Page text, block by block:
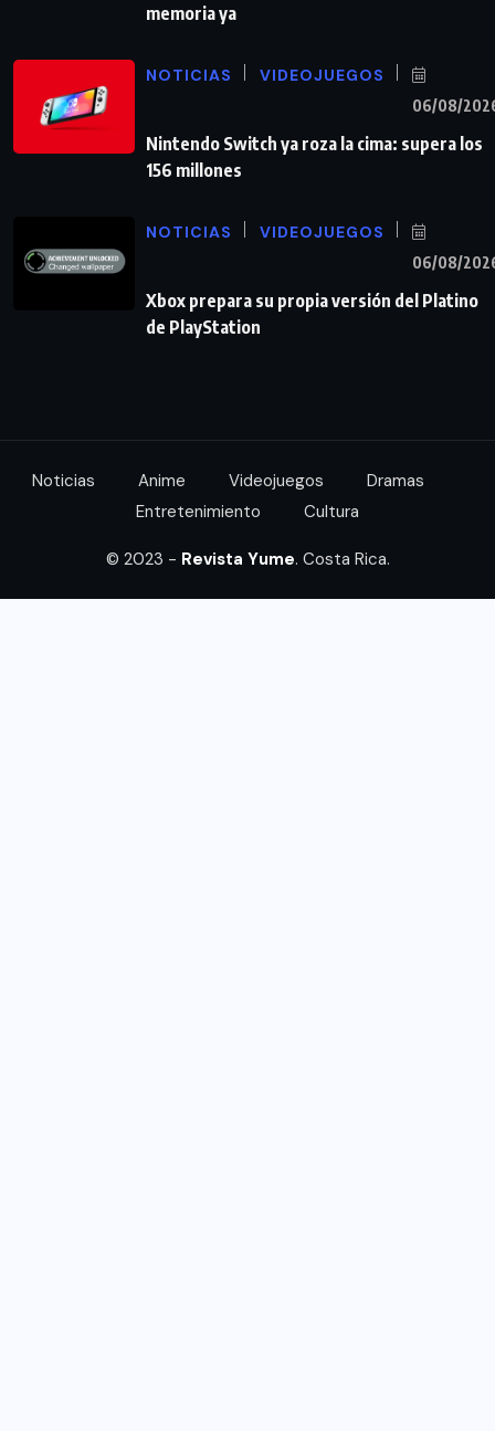
memoria ya
NOTICIAS VIDEOJUEGOS
06/08/
Nintendo Switch ya roza la cima: supera los
156 millones
NOTICIAS VIDEOJUEGOS
06/08/
Xbox prepara su propia versión del Platino
de PlayStation
Noticias Anime Videojuegos
Dramas
Entretenimiento
Cultura
© 2023 - Revista Yume. Costa Rica.